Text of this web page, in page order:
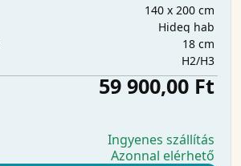
140 x 200 cm
Hideg hab
18 cm
H2/H3
59 900,00 Ft
Ingyenes szállítás
Azonnal elérhető